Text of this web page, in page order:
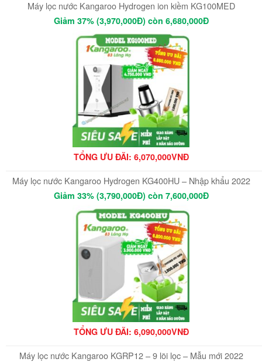
Máy lọc nước Kangaroo Hydrogen ion kiềm KG100MED
Giảm 37% (3,970,000Đ) còn 6,680,000Đ
TỔNG ƯU ĐÃI: 6,070,000VNĐ
Máy lọc nước Kangaroo Hydrogen KG400HU – Nhập khẩu 2022
Giảm 33% (3,790,000Đ) còn 7,600,000Đ
TỔNG ƯU ĐÃI: 6,090,000VNĐ
Máy lọc nước Kangaroo KGRP12 – 9 lõi lọc – Mẫu mới 2022